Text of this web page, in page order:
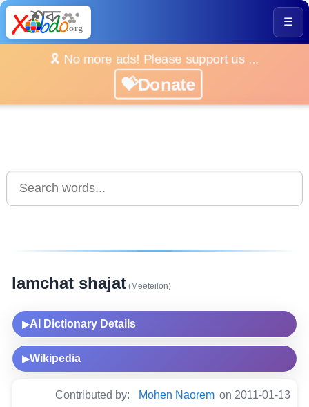
☰
🎗️ No more ads! Please support us ...
💝Donate
lamchat shajat (Meeteilon)
▶AI Dictionary Details
▶Wikipedia
Contributed by: Mohen Naorem on 2011-01-13